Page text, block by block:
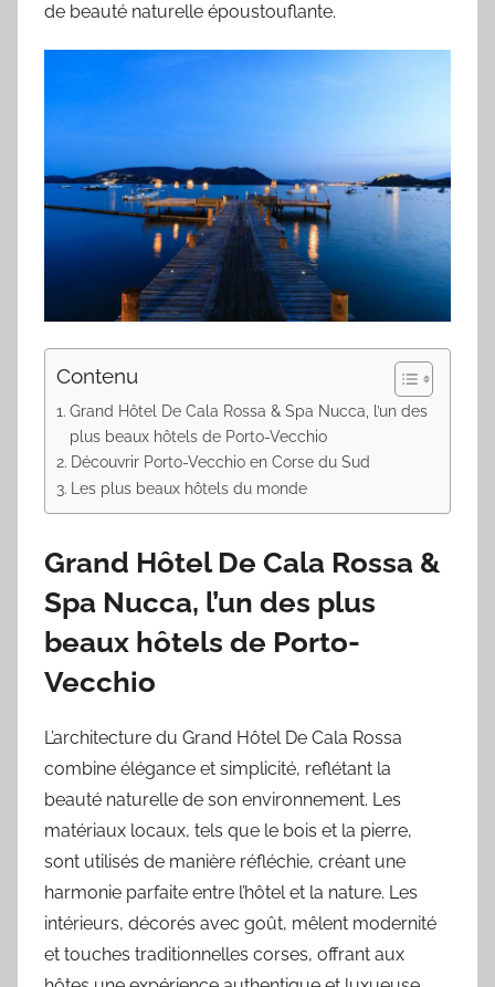
de beauté naturelle époustouflante.
Contenu
Grand Hôtel De Cala Rossa & Spa Nucca, l’un des
plus beaux hôtels de Porto-Vecchio
Découvrir Porto-Vecchio en Corse du Sud
Les plus beaux hôtels du monde
Grand Hôtel De Cala Rossa &
Spa Nucca, l’un des plus
beaux hôtels de Porto-
Vecchio
L’architecture du Grand Hôtel De Cala Rossa
combine élégance et simplicité, reflétant la
beauté naturelle de son environnement. Les
matériaux locaux, tels que le bois et la pierre,
sont utilisés de manière réfléchie, créant une
harmonie parfaite entre l’hôtel et la nature. Les
intérieurs, décorés avec goût, mêlent modernité
et touches traditionnelles corses, offrant aux